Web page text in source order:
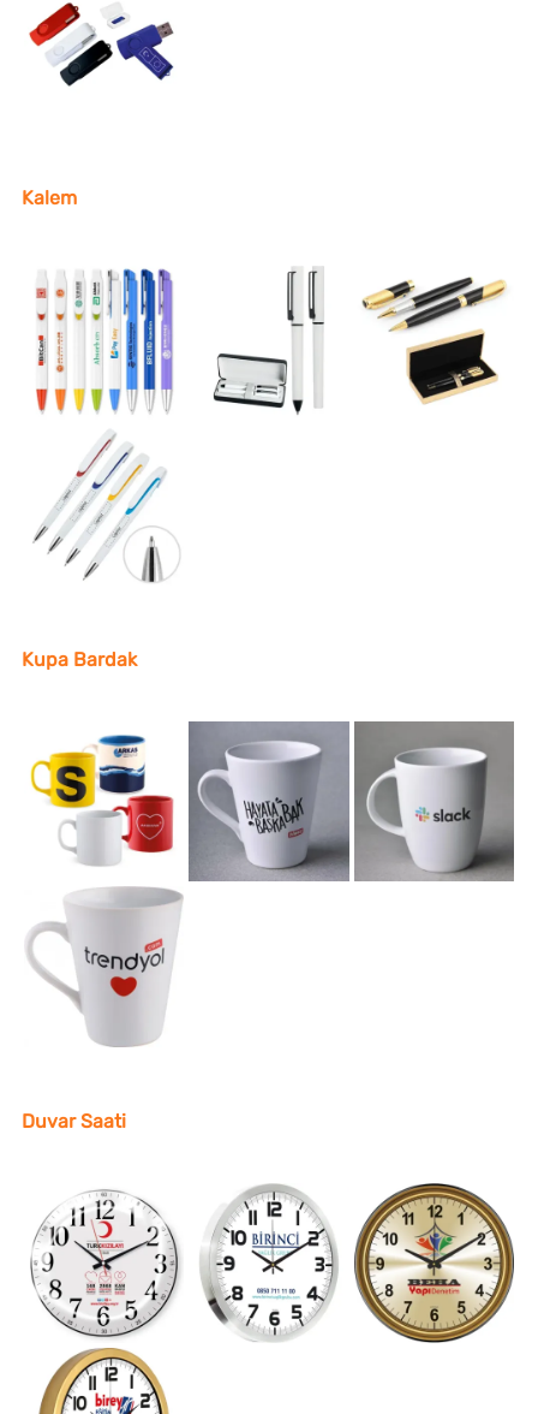
Kalem
Kupa Bardak
Duvar Saati